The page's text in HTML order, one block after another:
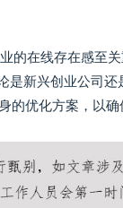
的在线存在感至
新兴创业公司
优化方案，以确